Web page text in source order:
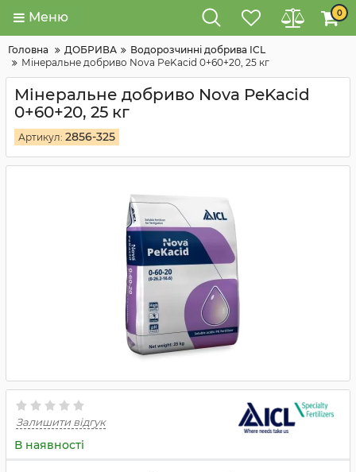
Меню 0
Головна ДОБРИВА
Водорозчинні добрива ICL
Мінеральне добриво Nova PeKacid 0+60+20, 25 кг
Мінеральне добриво Nova PeKacid
0+60+20, 25 кг
Артикул: 2856-325
Залишити відгук
В наявності